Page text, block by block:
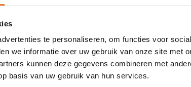
te personaliseren, om functies voor
we informatie over uw gebruik van onze site met
kunnen deze gegevens combineren met
basis van uw gebruik van hun services.